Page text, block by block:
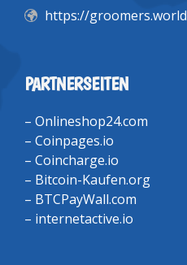
https://groomers.world
PARTNERSEITEN
– Onlineshop24.com
– Coinpages.io
– Coincharge.io
– Bitcoin-Kaufen.org
– BTCPayWall.com
– internetactive.io